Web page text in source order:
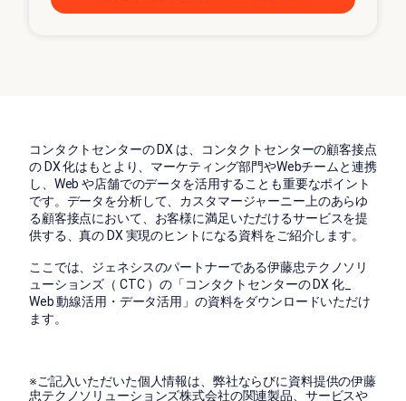
コンタクトセンターの DX は、コンタクトセンターの顧客接点
の DX 化はもとより、マーケティング部門やWebチームと連携
し、Web や店舗でのデータを活用することも重要なポイント
です。データを分析して、カスタマージャーニー上のあらゆ
る顧客接点において、お客様に満足いただけるサービスを提
供する、真の DX 実現のヒントになる資料をご紹介します。
ここでは、ジェネシスのパートナーである伊藤忠テクノソリ
ューションズ（ CTC ）の「コンタクトセンターの DX 化_
Web 動線活用・データ活用」の資料をダウンロードいただけ
ます。
※ご記入いただいた個人情報は、弊社ならびに資料提供の伊藤
忠テクノソリューションズ株式会社の関連製品、サービスや